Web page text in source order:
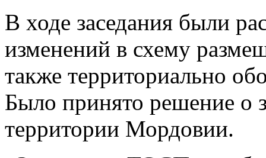
В ходе заседания были
изменений в схему
также территориально
Было принято решение
территории Мордовии.